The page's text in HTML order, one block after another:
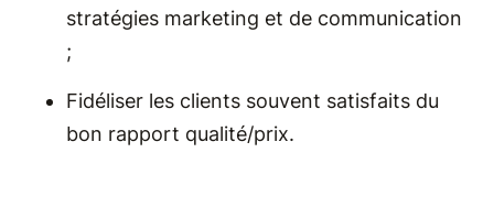
stratégies marketing et de communication
;
Fidéliser les clients souvent satisfaits du
bon rapport qualité/prix.